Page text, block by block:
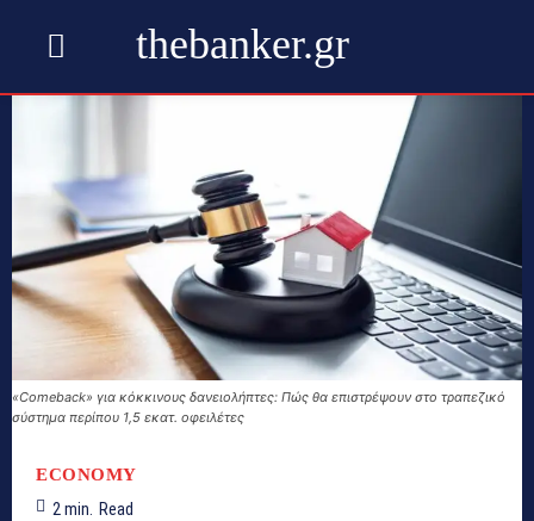
thebanker.gr
«Comeback» για κόκκινους δανειολήπτες: Πώς θα επιστρέψουν στο τραπεζικό
σύστημα περίπου 1,5 εκατ. οφειλέτες
ECONOMY
2min. Read